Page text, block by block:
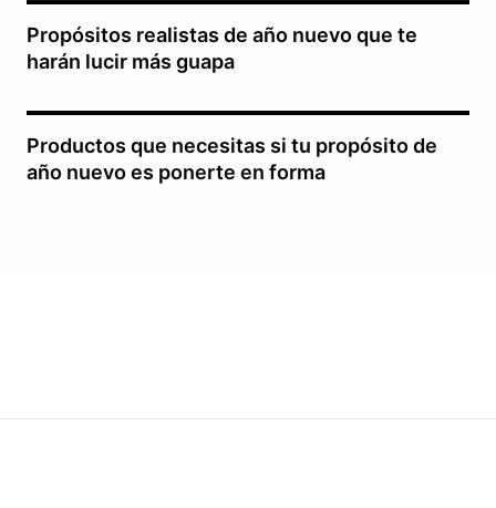
Propósitos realistas de año nuevo que te
harán lucir más guapa
Productos que necesitas si tu propósito de
año nuevo es ponerte en forma